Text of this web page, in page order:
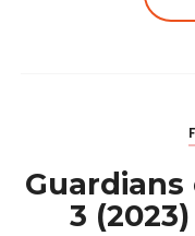
Guardians
3